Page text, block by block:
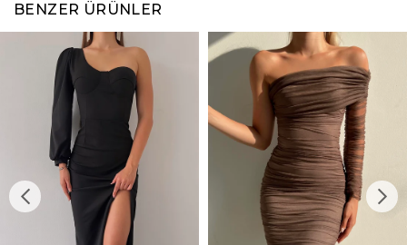
BENZER ÜRÜNLER